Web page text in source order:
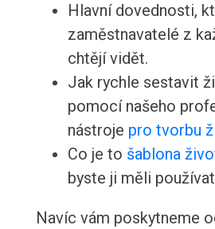
Hlavní dovednosti,
zaměstnavatelé z
chtějí vidět.
Jak rychle sestavit
pomocí našeho
nástroje pro tvorbu
Co je to šablona
byste ji měli
Navíc vám poskytneme